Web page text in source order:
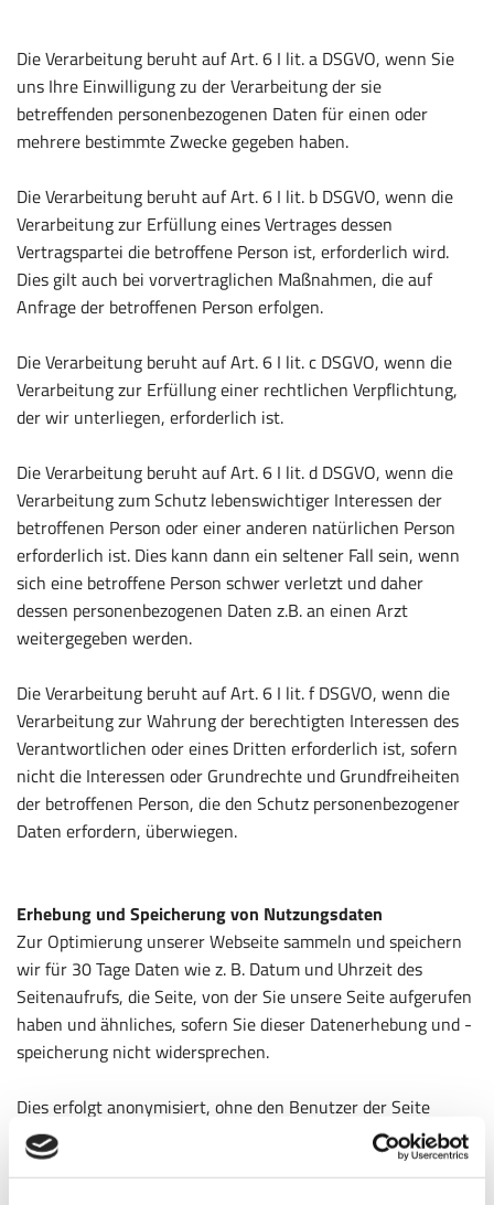
Die Verarbeitung beruht auf Art. 6 I lit. a DSGVO, wenn Sie
uns Ihre Einwilligung zu der Verarbeitung der sie
betreffenden personenbezogenen Daten für einen oder
mehrere bestimmte Zwecke gegeben haben.
Die Verarbeitung beruht auf Art. 6 I lit. b DSGVO, wenn die
Verarbeitung zur Erfüllung eines Vertrages dessen
Vertragspartei die betroffene Person ist, erforderlich wird.
Dies gilt auch bei vorvertraglichen Maßnahmen, die auf
Anfrage der betroffenen Person erfolgen.
Die Verarbeitung beruht auf Art. 6 I lit. c DSGVO, wenn die
Verarbeitung zur Erfüllung einer rechtlichen Verpflichtung,
der wir unterliegen, erforderlich ist.
Die Verarbeitung beruht auf Art. 6 I lit. d DSGVO, wenn die
Verarbeitung zum Schutz lebenswichtiger Interessen der
betroffenen Person oder einer anderen natürlichen Person
erforderlich ist. Dies kann dann ein seltener Fall sein, wenn
sich eine betroffene Person schwer verletzt und daher
dessen personenbezogenen Daten z.B. an einen Arzt
weitergegeben werden.
Die Verarbeitung beruht auf Art. 6 I lit. f DSGVO, wenn die
Verarbeitung zur Wahrung der berechtigten Interessen des
Verantwortlichen oder eines Dritten erforderlich ist, sofern
nicht die Interessen oder Grundrechte und Grundfreiheiten
der betroffenen Person, die den Schutz personenbezogener
Daten erfordern, überwiegen.
Erhebung und Speicherung von Nutzungsdaten
Zur Optimierung unserer Webseite sammeln und speichern
wir für 30 Tage Daten wie z. B. Datum und Uhrzeit des
Seitenaufrufs, die Seite, von der Sie unsere Seite aufgerufen
haben und ähnliches, sofern Sie dieser Datenerhebung und -
speicherung nicht widersprechen.
Dies erfolgt anonymisiert, ohne den Benutzer der Seite
persönlich zu identifizieren. Ggf. werden Nutzerprofile mittels
eines Pseudonyms erstellt. Auch hierbei erfolgt keine